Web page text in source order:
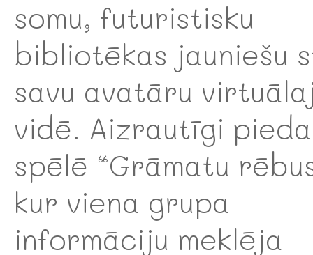
somu, futuristisku
bibliotēkas jauniešu
savu avatāru
vidē. Aizrautīgi
spēlē “Grāmatu
kur viena grupa
informāciju meklēja